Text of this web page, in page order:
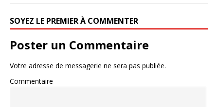
SOYEZ LE PREMIER À COMMENTER
Poster un Commentaire
Votre adresse de messagerie ne sera pas publiée.
Commentaire